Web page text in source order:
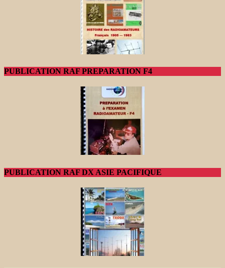
PUBLICATION RAF PREPARATION F4
PUBLICATION RAF DX ASIE PACIFIQUE